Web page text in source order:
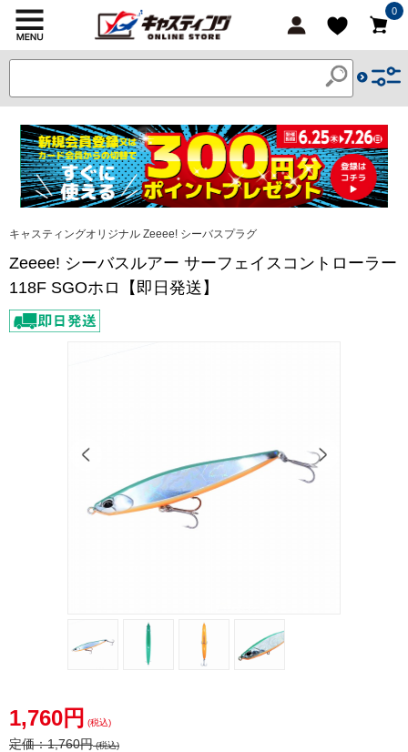
0
キャスティングオリジナル Zeeee! シーバスプラグ
Zeeee! シーバスルアー サーフェイスコントローラー
118F SGOホロ【即日発送】
1,760円 (税込)
定価：1,760円(税込)